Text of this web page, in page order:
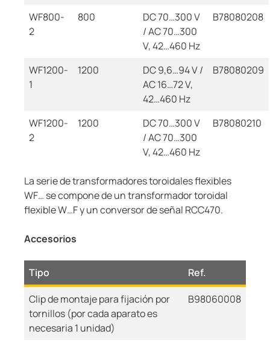
WF800-
2
800
DC 70…300 V
/ AC 70…300
V, 42…460 Hz
B78080208
WF1200-
1
1200
DC 9,6…94 V /
AC 16…72 V,
42…460 Hz
B78080209
WF1200-
2
1200
DC 70…300 V
/ AC 70…300
V, 42…460 Hz
B78080210
La serie de transformadores toroidales flexibles
WF… se compone de un transformador toroidal
flexible W…F y un conversor de señal RCC470.
Accesorios
Tipo
Ref.
Clip de montaje para fijación por
tornillos (por cada aparato es
necesaria 1 unidad)
B98060008